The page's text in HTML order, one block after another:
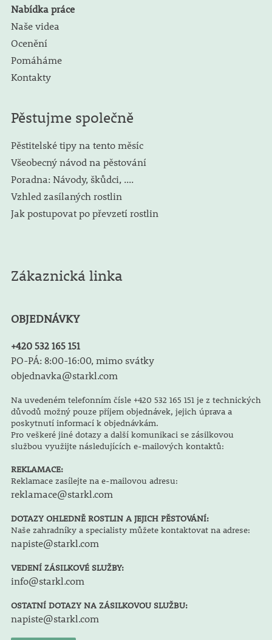
Nabídka práce
Naše videa
Ocenění
Pomáháme
Kontakty
Pěstujme společně
Pěstitelské tipy na tento měsíc
Všeobecný návod na pěstování
Poradna: Návody, škůdci, ....
Vzhled zasílaných rostlin
Jak postupovat po převzetí rostlin
Zákaznická linka
OBJEDNÁVKY
+420 532 165 151
PO-PÁ: 8:00-16:00, mimo svátky
objednavka@starkl.com
Na uvedeném telefonním čísle +420 532 165 151 je z technických
důvodů možný pouze příjem objednávek, jejich úprava a
poskytnutí informací k objednávkám.
Pro veškeré jiné dotazy a další komunikaci se zásilkovou
službou využijte následujících e-mailových kontaktů:
REKLAMACE:
Reklamace zasílejte na e-mailovou adresu:
reklamace@starkl.com
DOTAZY OHLEDNĚ ROSTLIN A JEJICH PĚSTOVÁNÍ:
Naše zahradníky a specialisty můžete kontaktovat na adrese:
napiste@starkl.com
VEDENÍ ZÁSILKOVÉ SLUŽBY:
info@starkl.com
OSTATNÍ DOTAZY NA ZÁSILKOVOU SLUŽBU:
napiste@starkl.com